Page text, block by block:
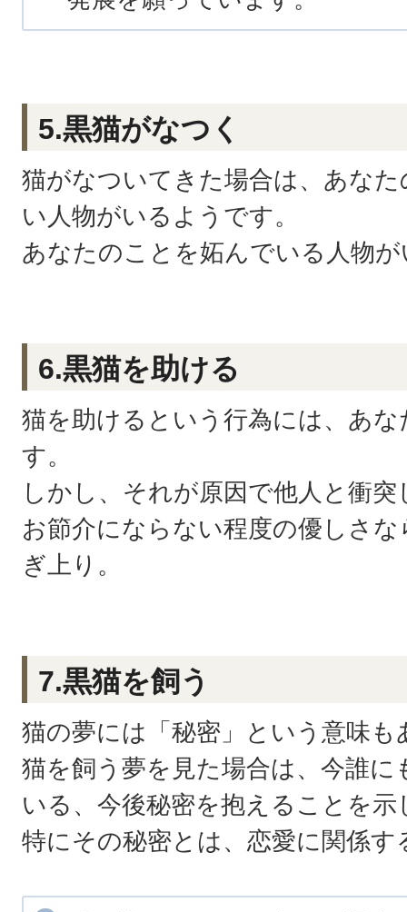
5.黒猫がなつく
猫がなついてきた場合は、あな
い人物がいるようです。
あなたのことを妬んでいる人物
6.黒猫を助ける
猫を助けるという行為には、あ
す。
しかし、それが原因で他人と衝
お節介にならない程度の優しさ
ぎ上り。
7.黒猫を飼う
猫の夢には「秘密」という意味も
猫を飼う夢を見た場合は、今誰
いる、今後秘密を抱えることを示
特にその秘密とは、恋愛に関係す